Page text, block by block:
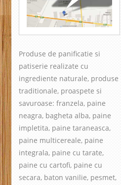
Produse de panificatie si
patiserie realizate cu
ingrediente naturale, produse
traditionale, proaspete si
savuroase: franzela, paine
neagra, bagheta alba, paine
impletita, paine taraneasca,
paine multicereale, paine
integrala, paine cu tarate,
paine cu cartofi, paine cu
secara, baton vanilie, pesmet,